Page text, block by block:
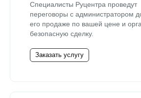
Специалисты Руцентра проведут
переговоры с администратором
его продаже по вашей цене и
безопасную сделку.
Заказать услугу